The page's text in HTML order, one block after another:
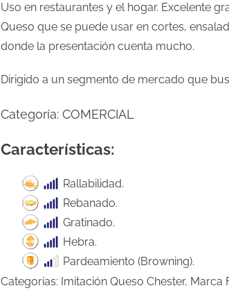
Uso en restaurantes y el hogar. Excelente
Queso que se puede usar en cortes,
donde la presentación cuenta mucho.
Dirigido a un segmento de mercado que
Categoría: COMERCIAL
Características:
Rallabilidad.
Rebanado.
Gratinado.
Hebra.
Pardeamiento (Browning).
Categorías: Imitación Queso Chester, Marca